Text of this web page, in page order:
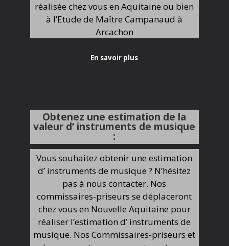
réalisée chez vous en Aquitaine ou bien
à l’Etude de Maître Campanaud à
Arcachon
En savoir plus
Obtenez une estimation de la
valeur d’ instruments de musique
:
Vous souhaitez obtenir une estimation
d’ instruments de musique ? N’hésitez
pas à nous contacter. Nos
commissaires-priseurs se déplaceront
chez vous en Nouvelle Aquitaine pour
réaliser l’estimation d’ instruments de
musique. Nos Commissaires-priseurs et